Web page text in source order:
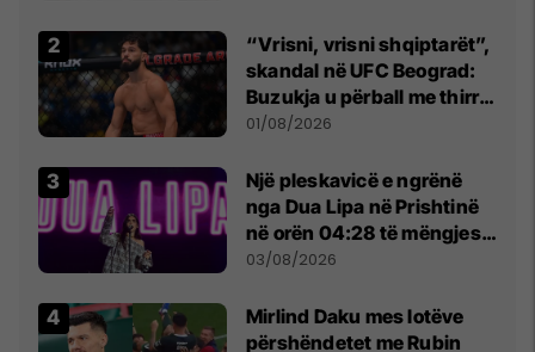
“Vrisni, vrisni shqiptarët”,
skandal në UFC Beograd:
Buzukja u përball me thirrje
anti-shqiptare nga
01/08/2026
Një pleskavicë e ngrënë
nga Dua Lipa në Prishtinë
në orën 04:28 të mëngjesit
- dhe bota digjitale serbe
03/08/2026
Mirlind Daku mes lotëve
përshëndetet me Rubin